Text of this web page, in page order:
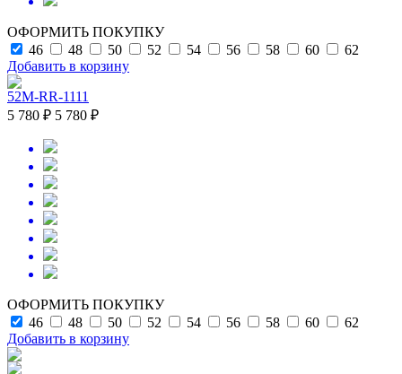
ОФОРМИТЬ ПОКУПКУ
46
48 50 52 54 56 58 60
62
Добавить в корзину
52M-RR-1111
5 780 ₽ 5 780 ₽
ОФОРМИТЬ ПОКУПКУ
46
48 50 52 54 56 58 60
62
Добавить в корзину